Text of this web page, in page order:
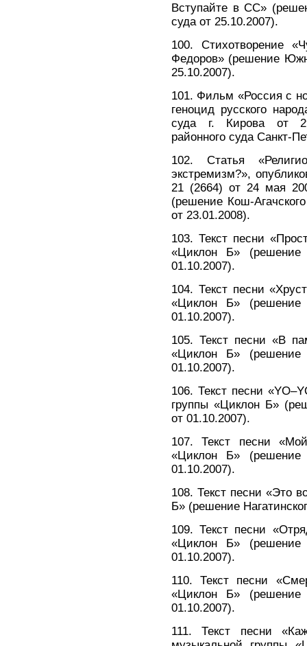
Вступайте в СС»
суда от 25.10.2007).
100. Стихотворение
Федоров» (решение
25.10.2007).
101. Фильм «Россия с
геноцид русского
суда г. Кирова от
районного суда Санкт-
102. Статья
экстремизм?»,
21 (2664) от 24 мая
(решение Кош-
от 23.01.2008).
103. Текст песни
«Циклон Б» (решение
01.10.2007).
104. Текст песни
«Циклон Б» (решение
01.10.2007).
105. Текст песни «В
«Циклон Б» (решение
01.10.2007).
106. Текст песни
группы «Циклон Б»
от 01.10.2007).
107. Текст песни
«Циклон Б» (решение
01.10.2007).
108. Текст песни «Это
Б» (решение
109. Текст песни
«Циклон Б» (решение
01.10.2007).
110. Текст песни
«Циклон Б» (решение
01.10.2007).
111. Текст песни